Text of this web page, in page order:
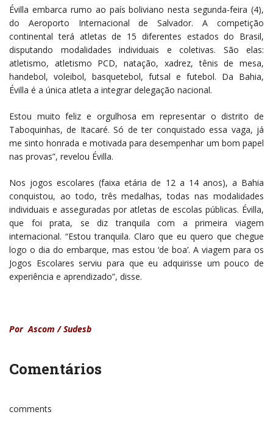
Évilla embarca rumo ao país boliviano nesta segunda-feira (4),
do Aeroporto Internacional de Salvador. A competição
continental terá atletas de 15 diferentes estados do Brasil,
disputando modalidades individuais e coletivas. São elas:
atletismo, atletismo PCD, natação, xadrez, tênis de mesa,
handebol, voleibol, basquetebol, futsal e futebol. Da Bahia,
Évilla é a única atleta a integrar delegação nacional.
Estou muito feliz e orgulhosa em representar o distrito de
Taboquinhas, de Itacaré. Só de ter conquistado essa vaga, já
me sinto honrada e motivada para desempenhar um bom papel
nas provas”, revelou Évilla.
Nos jogos escolares (faixa etária de 12 a 14 anos), a Bahia
conquistou, ao todo, três medalhas, todas nas modalidades
individuais e asseguradas por atletas de escolas públicas. Évilla,
que foi prata, se diz tranquila com a primeira viagem
internacional. “Estou tranquila. Claro que eu quero que chegue
logo o dia do embarque, mas estou ‘de boa’. A viagem para os
Jogos Escolares serviu para que eu adquirisse um pouco de
experiência e aprendizado”, disse.
Por Ascom / Sudesb
Comentários
comments